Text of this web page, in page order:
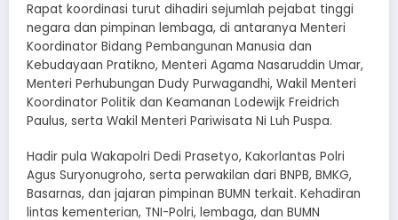
Rapat koordinasi turut dihadiri sejumlah pejabat tinggi
negara dan pimpinan lembaga, di antaranya Menteri
Koordinator Bidang Pembangunan Manusia dan
Kebudayaan Pratikno, Menteri Agama Nasaruddin Umar,
Menteri Perhubungan Dudy Purwagandhi, Wakil Menteri
Koordinator Politik dan Keamanan Lodewijk Freidrich
Paulus, serta Wakil Menteri Pariwisata Ni Luh Puspa.
Hadir pula Wakapolri Dedi Prasetyo, Kakorlantas Polri
Agus Suryonugroho, serta perwakilan dari BNPB, BMKG,
Basarnas, dan jajaran pimpinan BUMN terkait. Kehadiran
lintas kementerian, TNI-Polri, lembaga, dan BUMN